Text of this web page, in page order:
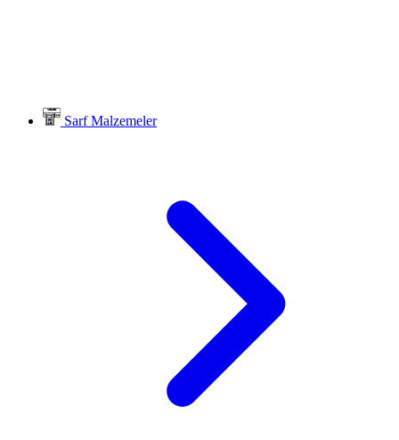
Sarf Malzemeler